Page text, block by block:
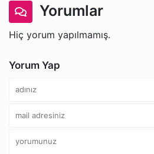
Yorumlar
Hiç yorum yapılmamış.
Yorum Yap